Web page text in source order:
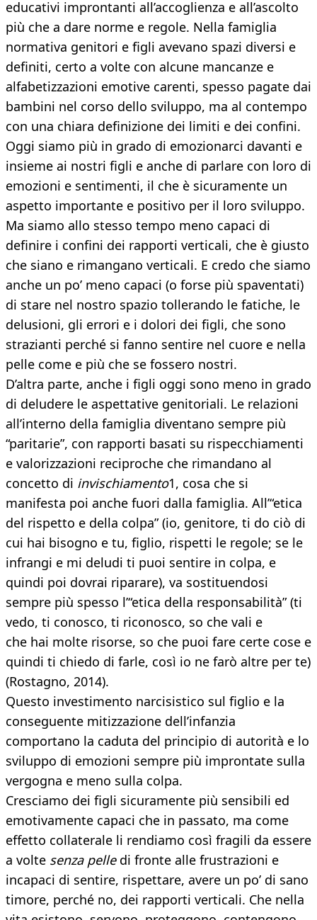
educativi improntanti all’accoglienza e all’ascolto
più che a dare norme e regole. Nella famiglia
normativa genitori e figli avevano spazi diversi e
definiti, certo a volte con alcune mancanze e
alfabetizzazioni emotive carenti, spesso pagate dai
bambini nel corso dello sviluppo, ma al contempo
con una chiara definizione dei limiti e dei confini.
Oggi siamo più in grado di emozionarci davanti e
insieme ai nostri figli e anche di parlare con loro di
emozioni e sentimenti, il che è sicuramente un
aspetto importante e positivo per il loro sviluppo.
Ma siamo allo stesso tempo meno capaci di
definire i confini dei rapporti verticali, che è giusto
che siano e rimangano verticali. E credo che siamo
anche un po’ meno capaci (o forse più spaventati)
di stare nel nostro spazio tollerando le fatiche, le
delusioni, gli errori e i dolori dei figli, che sono
strazianti perché si fanno sentire nel cuore e nella
pelle come e più che se fossero nostri.
D’altra parte, anche i figli oggi sono meno in grado
di deludere le aspettative genitoriali. Le relazioni
all’interno della famiglia diventano sempre più
“paritarie”, con rapporti basati su rispecchiamenti
e valorizzazioni reciproche che rimandano al
concetto di invischiamento1, cosa che si
manifesta poi anche fuori dalla famiglia. All’“etica
del rispetto e della colpa” (io, genitore, ti do ciò di
cui hai bisogno e tu, figlio, rispetti le regole; se le
infrangi e mi deludi ti puoi sentire in colpa, e
quindi poi dovrai riparare), va sostituendosi
sempre più spesso l’“etica della responsabilità” (ti
vedo, ti conosco, ti riconosco, so che vali e
che hai molte risorse, so che puoi fare certe cose e
quindi ti chiedo di farle, così io ne farò altre per te)
(Rostagno, 2014).
Questo investimento narcisistico sul figlio e la
conseguente mitizzazione dell’infanzia
comportano la caduta del principio di autorità e lo
sviluppo di emozioni sempre più improntate sulla
vergogna e meno sulla colpa.
Cresciamo dei figli sicuramente più sensibili ed
emotivamente capaci che in passato, ma come
effetto collaterale li rendiamo così fragili da essere
a volte senza pelle di fronte alle frustrazioni e
incapaci di sentire, rispettare, avere un po’ di sano
timore, perché no, dei rapporti verticali. Che nella